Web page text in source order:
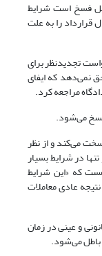
فسخ است شرایط
را به علت
تجدیدنظر برای
نمی‌‌دهد که ایفای
مراجعه کرد.
فسخ می‌شود.
می‌‌کند و از نظر
در شرایط بسیار
که «این شرایط
عادی معاملات
و عینی در زمان
می‌شود.